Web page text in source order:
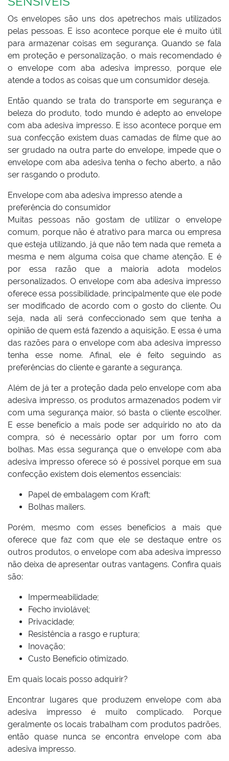
Os envelopes são uns dos apetrechos mais utilizados
pelas pessoas. E isso acontece porque ele é muito útil
para armazenar coisas em segurança. Quando se fala
em proteção e personalização, o mais recomendado é
o envelope com aba adesiva impresso, porque ele
atende a todos as coisas que um consumidor deseja.
Então quando se trata do transporte em segurança e
beleza do produto, todo mundo é adepto ao envelope
com aba adesiva impresso. E isso acontece porque em
sua confecção existem duas camadas de filme que ao
ser grudado na outra parte do envelope, impede que o
envelope com aba adesiva tenha o fecho aberto, a não
ser rasgando o produto.
Envelope com aba adesiva impresso atende a
preferência do consumidor
Muitas pessoas não gostam de utilizar o envelope
comum, porque não é atrativo para marca ou empresa
que esteja utilizando, já que não tem nada que remeta a
mesma e nem alguma coisa que chame atenção. E é
por essa razão que a maioria adota modelos
personalizados. O envelope com aba adesiva impresso
oferece essa possibilidade, principalmente que ele pode
ser modificado de acordo com o gosto do cliente. Ou
seja, nada ali será confeccionado sem que tenha a
opinião de quem está fazendo a aquisição. E essa é uma
das razões para o envelope com aba adesiva impresso
tenha esse nome. Afinal, ele é feito seguindo as
preferências do cliente e garante a segurança.
Além de já ter a proteção dada pelo envelope com aba
adesiva impresso, os produtos armazenados podem vir
com uma segurança maior, só basta o cliente escolher.
E esse benefício a mais pode ser adquirido no ato da
compra, só é necessário optar por um forro com
bolhas. Mas essa segurança que o envelope com aba
adesiva impresso oferece só é possível porque em sua
confecção existem dois elementos essenciais:
Papel de embalagem com Kraft;
Bolhas mailers.
Porém, mesmo com esses benefícios a mais que
oferece que faz com que ele se destaque entre os
outros produtos, o envelope com aba adesiva impresso
não deixa de apresentar outras vantagens. Confira quais
são:
Impermeabilidade;
Fecho inviolável;
Privacidade;
Resistência a rasgo e ruptura;
Inovação;
Custo Benefício otimizado.
Em quais locais posso adquirir?
Encontrar lugares que produzem envelope com aba
adesiva impresso é muito complicado. Porque
geralmente os locais trabalham com produtos padrões,
então quase nunca se encontra envelope com aba
adesiva impresso.